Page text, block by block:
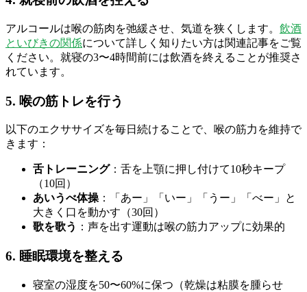
アルコールは喉の筋肉を弛緩させ、気道を狭くします。 飲酒
といびきの関係について詳しく知りたい方は関連記事をご覧
ください。就寝の3〜4時間前には飲酒を終えることが推奨さ
れています。
5. 喉の筋トレを行う
以下のエクササイズを毎日続けることで、喉の筋力を維持で
きます：
舌トレーニング：舌を上顎に押し付けて10秒キープ
（10回）
あいうべ体操 ：「あー」「いー」「うー」「べー」と
大きく口を動かす（30回）
歌を歌う ：声を出す運動は喉の筋力アップに効果的
6. 睡眠環境を整える
寝室の湿度を50〜60%に保つ（乾燥は粘膜を腫らせ